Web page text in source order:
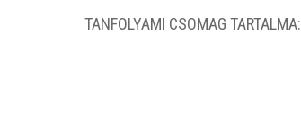
TANFOLYAMI CSOMAG TARTALMA: